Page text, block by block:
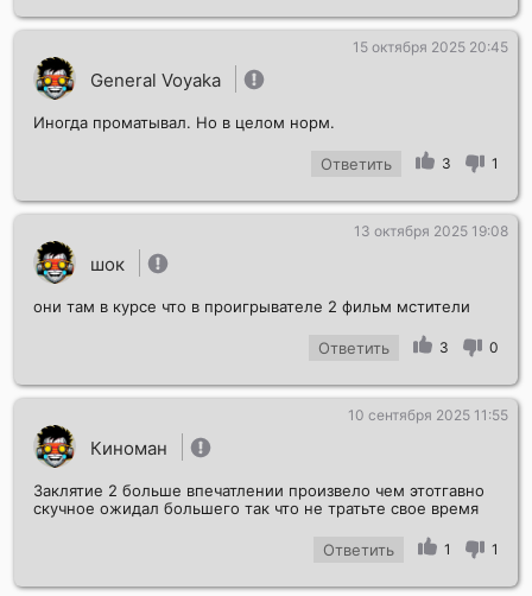
General Voyaka
15 октября 2025 20:45
Иногда проматывал. Но в целом норм.
Ответить 3 1
шок
13 октября 2025 19:08
они там в курсе что в проигрывателе 2 фильм мстители
Ответить 3 0
Киноман
10 сентября 2025 11:55
Заклятие 2 больше впечатлении произвело чем этотгавно
скучное ожидал большего так что не тратьте свое время
Ответить 1 1